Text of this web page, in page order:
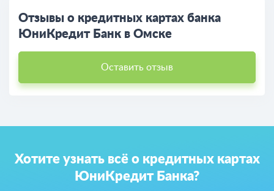
Отзывы о кредитных картах банка
ЮниКредит Банк в Омске
Оставить отзыв
Хотите узнать всё о кредитных картах
ЮниКредит Банка?